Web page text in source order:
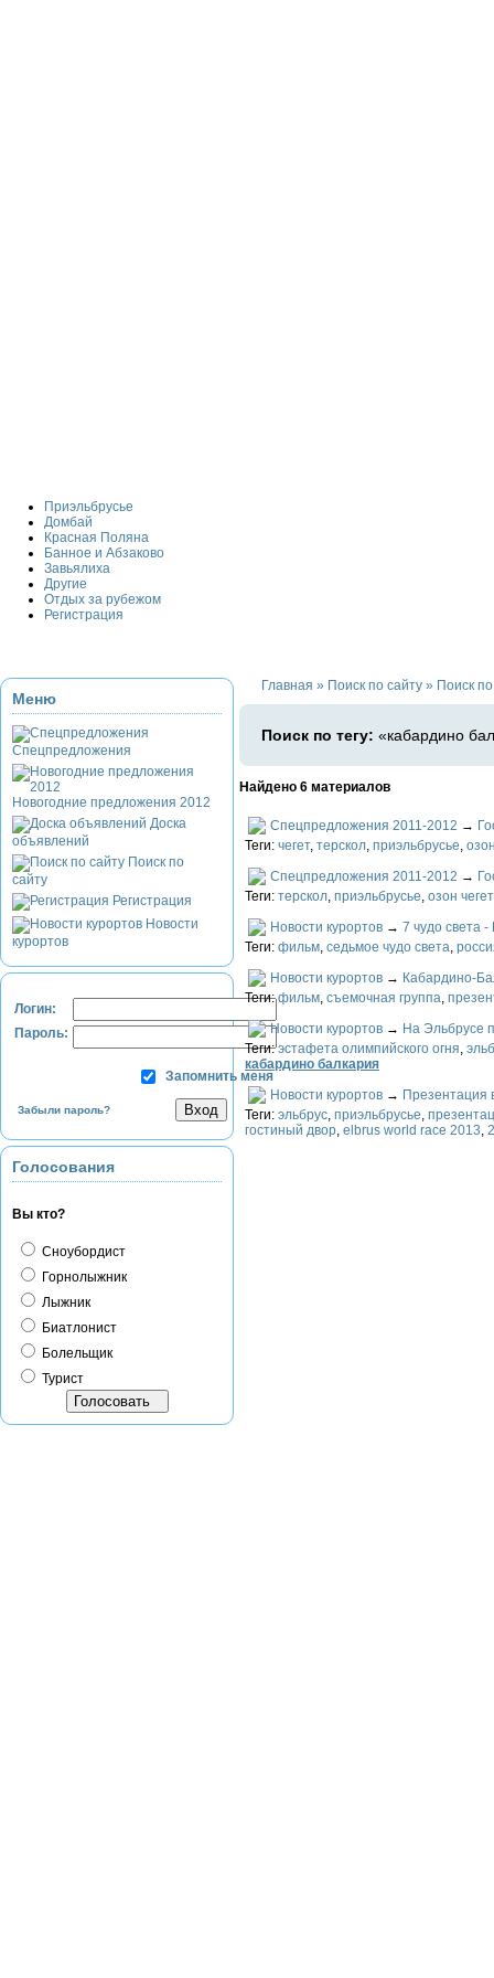
Приэльбрусье
Домбай
Красная Поляна
Банное и Абзаково
Завьялиха
Другие
Отдых за рубежом
Регистрация
Меню
Спецпредложения
Новогодние предложения 2012
Доска
объявлений
Поиск по
сайту
Регистрация
Новости
курортов
Логин:
Пароль:
Запомнить меня
Забыли пароль?
Голосования
Вы кто?
Сноубордист
Горнолыжник
Лыжник
Биатлонист
Болельщик
Турист
Главная » Поиск по сайту » Поиск
Поиск по тегу: «кабардино
Найдено 6 материалов
Спецпредложения 2011-2012 →
Теги: чегет, терскол, приэльбрусье,
Спецпредложения 2011-2012 →
Теги: терскол, приэльбрусье, озон чегет
Новости курортов → 7 чудо света
Теги: фильм, седьмое чудо света,
Новости курортов → Кабардино-
Теги:фильм, съемочная группа,
Новости курортов → На Эльбрусе
Теги:эстафета олимпийского огня,
кабардино балкария
Новости курортов → Презентация
Теги: эльбрус, приэльбрусье,
гостиный двор, elbrus world race 2013,